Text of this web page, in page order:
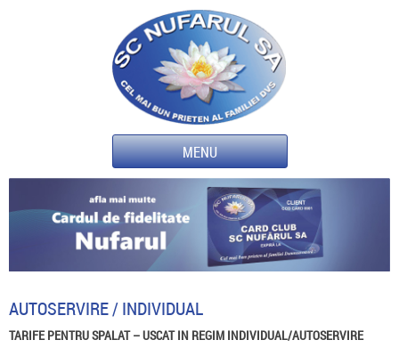
MENU
DESPRE NOI
SCURT ISTORIC
TEHNOLOGIE
DISTINCTII SI ATESTARI
SERVICII SI TARIFE
CONDITII GENERALE
COVOARE
INFORMATII UTILE
ALEGEREA PRESTATORULUI
SFATURI UTILE
INCHIRIERE SPATII
CLAUZE CONTRACT
CONTACT
AUTOSERVIRE / INDIVIDUAL
TARIFE PENTRU SPALAT – USCAT IN REGIM INDIVIDUAL/AUTOSERVIRE